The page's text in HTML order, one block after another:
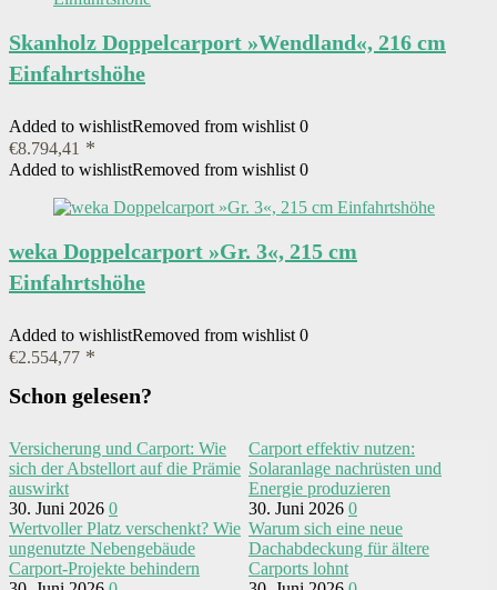
Skanholz Doppelcarport »Wendland«, 216 cm
Einfahrtshöhe
Added to wishlistRemoved from wishlist 0
€8.794,41
Added to wishlistRemoved from wishlist 0
weka Doppelcarport »Gr. 3«, 215 cm
Einfahrtshöhe
Added to wishlistRemoved from wishlist 0
€2.554,77
Schon gelesen?
Versicherung und Carport: Wie
sich der Abstellort auf die Prämie
auswirkt
30. Juni 2026 0
Carport effektiv nutzen:
Solaranlage nachrüsten und
Energie produzieren
30. Juni 2026 0
Wertvoller Platz verschenkt? Wie
ungenutzte Nebengebäude
Carport-Projekte behindern
Warum sich eine neue
Dachabdeckung für ältere
Carports lohnt